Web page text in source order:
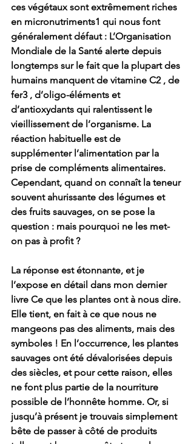
ces végétaux sont extrêmement riches
en micronutriments1 qui nous font
généralement défaut : L’Organisation
Mondiale de la Santé alerte depuis
longtemps sur le fait que la plupart des
humains manquent de vitamine C2 , de
fer3 , d’oligo-éléments et
d’antioxydants qui ralentissent le
vieillissement de l’organisme. La
réaction habituelle est de
supplémenter l’alimentation par la
prise de compléments alimentaires.
Cependant, quand on connaît la teneur
souvent ahurissante des légumes et
des fruits sauvages, on se pose la
question : mais pourquoi ne les met-
on pas à profit ?
La réponse est étonnante, et je
l’expose en détail dans mon dernier
livre Ce que les plantes ont à nous dire.
Elle tient, en fait à ce que nous ne
mangeons pas des aliments, mais des
symboles ! En l’occurrence, les plantes
sauvages ont été dévalorisées depuis
des siècles, et pour cette raison, elles
ne font plus partie de la nourriture
possible de l’honnête homme. Or, si
jusqu’à présent je trouvais simplement
bête de passer à côté de produits